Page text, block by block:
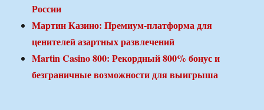
России
Мартин Казино: Премиум-платформа для
ценителей азартных развлечений
Martin Casino 800: Рекордный 800% бонус и
безграничные возможности для выигрыша